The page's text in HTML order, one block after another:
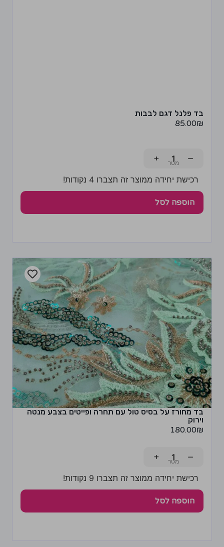
בד פלנל דגם לבבות
85.00₪
−
+
רכישת יחידה ממוצר זה תצברו 4 נקודות!
הוספה לסל
בד מחורז על בסיס טול עם תחרה ופייטים בצבע מנטה
וירוק
180.00₪
−
+
רכישת יחידה ממוצר זה תצברו 9 נקודות!
הוספה לסל